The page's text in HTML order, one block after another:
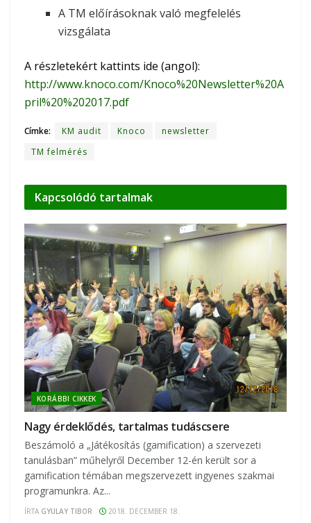
A TM előírásoknak való megfelelés
vizsgálata
A részletekért kattints ide (angol):
http://www.knoco.com/Knoco%20Newsletter%20A
pril%20%202017.pdf
Címke: KM audit Knoco
newsletter
TM felmérés
Kapcsolódó tartalmak
KORÁBBI CIKKEK
Nagy érdeklődés, tartalmas tudáscsere
Beszámoló a „Játékosítás (gamification) a szervezeti
tanulásban” műhelyről December 12-én került sor a
gamification témában megszervezett ingyenes szakmai
programunkra. Az...
ÍRTA GYULAY TIBOR 2018. DECEMBER 18.